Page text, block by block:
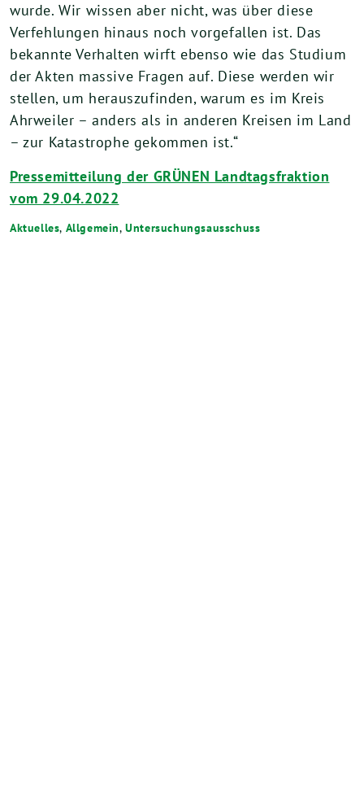
wurde. Wir wissen aber nicht, was über diese
Verfehlungen hinaus noch vorgefallen ist. Das
bekannte Verhalten wirft ebenso wie das Studium
der Akten massive Fragen auf. Diese werden wir
stellen, um herauszufinden, warum es im Kreis
Ahrweiler – anders als in anderen Kreisen im Land
– zur Katastrophe gekommen ist.“
Pressemitteilung der GRÜNEN Landtagsfraktion
vom 29.04.2022
Aktuelles, Allgemein,Untersuchungsausschuss